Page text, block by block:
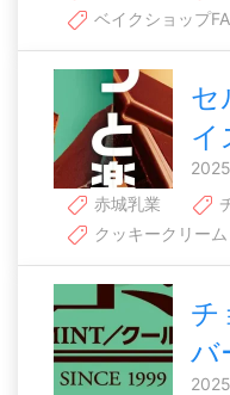
ベイクショップ
セ
イ
赤城乳業
クッキークリーム
チ
バ